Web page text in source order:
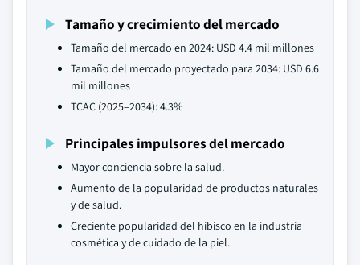
Tamaño y crecimiento del mercado
Tamaño del mercado en 2024: USD 4.4 mil millones
Tamaño del mercado proyectado para 2034: USD 6.6
mil millones
TCAC (2025–2034): 4.3%
Principales impulsores del mercado
Mayor conciencia sobre la salud.
Aumento de la popularidad de productos naturales
y de salud.
Creciente popularidad del hibisco en la industria
cosmética y de cuidado de la piel.